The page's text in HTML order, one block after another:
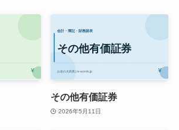
その他有価証券
2026年5月11日